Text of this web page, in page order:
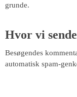
grunde.
Hvor vi
Besøgendes
automatisk spam-